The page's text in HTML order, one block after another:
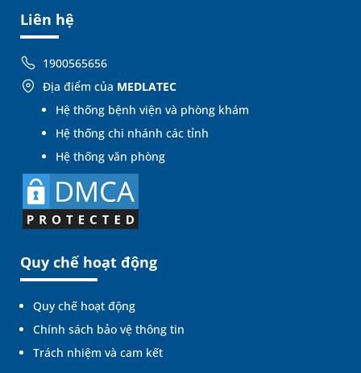
Liên hệ
1900565656
Địa điểm của MEDLATEC
Hệ thống bệnh viện và phòng khám
Hệ thống chi nhánh các tỉnh
Hệ thống văn phòng
Quy chế hoạt động
Quy chế hoạt động
Chính sách bảo vệ thông tin
Trách nhiệm và cam kết